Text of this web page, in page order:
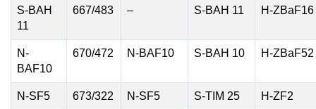
S-BAH
11
667/483 – S-BAH 11 H-ZBaF16
N-
BAF10
670/472 N-BAF10 S-BAH 10 H-ZBaF52
N-SF5 673/322 N-SF5 S-TIM 25 H-ZF2